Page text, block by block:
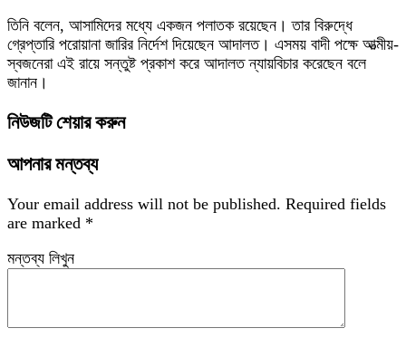
তিনি বলেন, আসামিদের মধ্যে একজন পলাতক রয়েছেন। তার বিরুদ্ধে
গ্রেপ্তারি পরোয়ানা জারির নির্দেশ দিয়েছেন আদালত। এসময় বাদী পক্ষে আত্মীয়-
স্বজনেরা এই রায়ে সন্তুষ্ট প্রকাশ করে আদালত ন্যায়বিচার করেছেন বলে
জানান।
নিউজটি শেয়ার করুন
আপনার মন্তব্য
Your email address will not be published. Required fields
are marked *
মন্তব্য লিখুন